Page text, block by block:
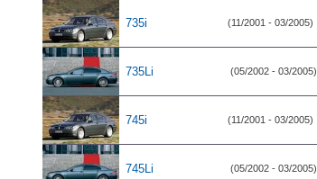
735i (11/2001 - 03/2005)
735Li (05/2002 - 03/2005)
745i (11/2001 - 03/2005)
745Li (05/2002 - 03/2005)